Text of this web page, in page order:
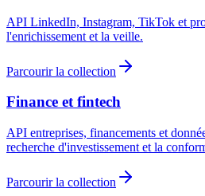
API LinkedIn, Instagram, TikTok et
l'enrichissement et la veille.
Parcourir la collection
Finance et fintech
API entreprises, financements et
recherche d'investissement et la
Parcourir la collection